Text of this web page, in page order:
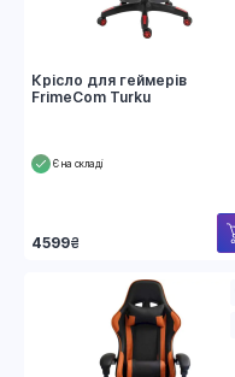
Крісло для геймерів
FrimeCom Turku
Є на складі
4599₴